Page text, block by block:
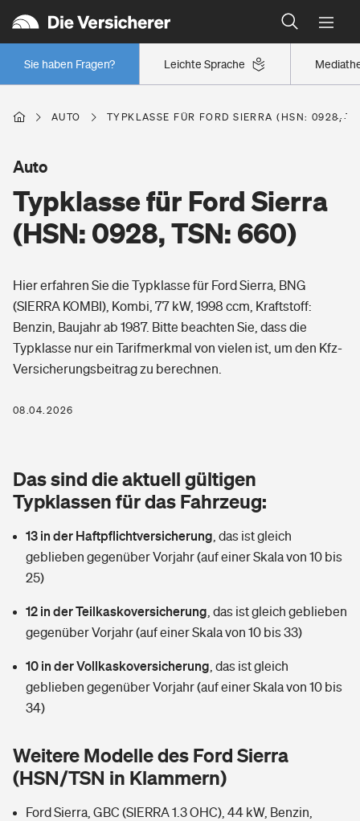
Leichte Sprache
Sie haben Fragen?
Wer versichert was: Jetzt Versicherer finden
Regionalklassen: So ist Ihre Region eingestuft
Wer versichert was: Jetzt Versicherer finden
Berufsunfähigkeitsversicherung
Erwerbsunfähigkeitsversicherung
Grundfähigkeitsversicherung
Arbeitsrechtsschutz
Berufshaftpflichtversicherung
Zur Übersicht
Tools
Wer versichert was: Jetzt Versicherer finden
Sie haben Fragen?
Wohnen
Elementarversicherung
Glasversicherung
Mietkautionsversicherung
Restkreditversicherung
Tools
Hochwasser-Check: Wie gefährdet ist Ihr Haus?
Freizeit
Pri­vate Haft­pflicht­
Kinderunfall­ver­si­che­rung
Kinderinvalidität
Hundehalter-Haftpflicht
Handyversicherung
Private Cyberversicherung
Gesundheit
Private Krankenversicherung
Dread-Disease-Versicherung
Tierkrankenversicherung
Zur Übersicht
Tools
Wer versichert was: Jetzt Versicherer finden
Rentenrechner: Wie viel Geld bekomme ich im Alter?
AUTO TYPKLASSE FÜR FORD SIERRA (HSN: 0928,
Typklasse für Ford Sierra
(HSN: 0928, TSN: 660)
Auto
Hier erfahren Sie die Typklasse für Ford Sierra, BNG
(SIERRA KOMBI), Kombi, 77 kW, 1998 ccm, Kraftstoff:
Benzin, Baujahr ab 1987. Bitte beachten Sie, dass die
Typklasse nur ein Tarifmerkmal von vielen ist, um den Kfz-
Versicherungsbeitrag zu berechnen.
08.04.2026
Das sind die aktuell gültigen
Typklassen für das Fahrzeug:
13 in der Haftpflichtversicherung das ist gleich
geblieben gegenüber Vorjahr (auf einer Skala von 10 bis
25)
12 in der Teilkaskoversicherung das ist gleich geblieben
gegenüber Vorjahr (auf einer Skala von 10 bis 33)
10 in der Vollkaskoversicherung das ist gleich
geblieben gegenüber Vorjahr (auf einer Skala von 10 bis
34)
Weitere Modelle des Ford Sierra
(HSN/TSN in Klammern)
Ford Sierra, GBC (SIERRA 1.3 OHC), 44 kW, Benzin,